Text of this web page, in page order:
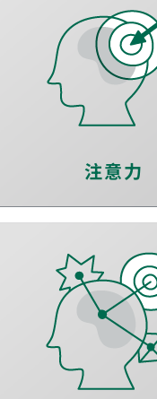
注意力
增加警覺專注
提升工作記憶
視覺處理速度
鞏固認知能力
增進反應力
情緒穩定